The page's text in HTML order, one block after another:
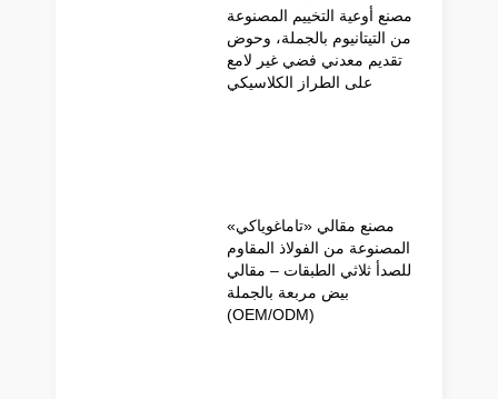
مصنع أوعية التخييم المصنوعة
من التيتانيوم بالجملة، وحوض
تقديم معدني فضي غير لامع
على الطراز الكلاسيكي
مصنع مقالي «تاماغوياكي»
المصنوعة من الفولاذ المقاوم
للصدأ ثلاثي الطبقات – مقالي
بيض مربعة بالجملة
(OEM/ODM)